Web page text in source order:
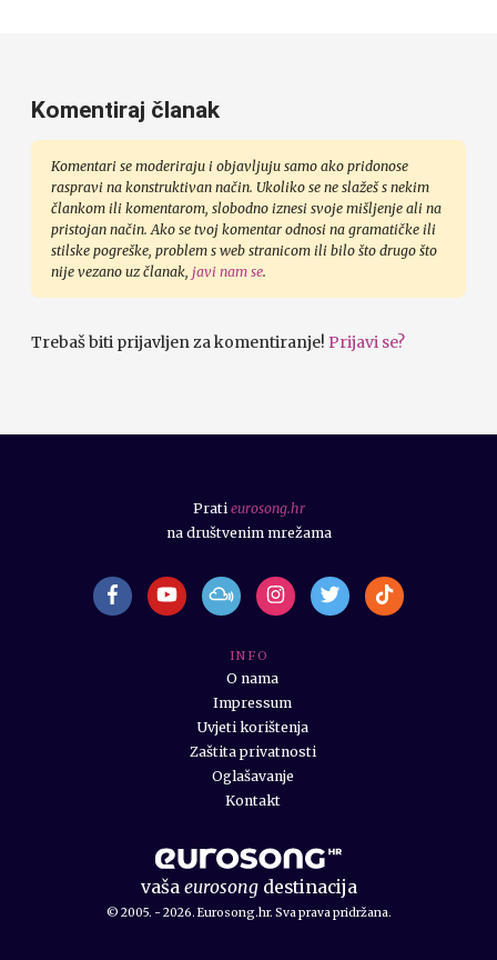
Komentiraj članak
Komentari se moderiraju i objavljuju samo ako pridonose
raspravi na konstruktivan način. Ukoliko se ne slažeš s nekim
člankom ili komentarom, slobodno iznesi svoje mišljenje ali na
pristojan način. Ako se tvoj komentar odnosi na gramatičke ili
stilske pogreške, problem s web stranicom ili bilo što drugo što
nije vezano uz članak, javi nam se.
Trebaš biti prijavljen za komentiranje! Prijavi se?
vaša eurosongdestinacija
© 2005. - 2026. Eurosong.hr. Sva prava pridržana.
I N F O
O nama
Impressum
Uvjeti korištenja
Zaštita privatnosti
Oglašavanje
Kontakt
Prati eurosong.hr
na društvenim mrežama